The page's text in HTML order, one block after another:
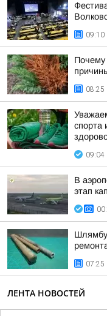
09:10
08:25
спорта
09:04
В
этап
07:25
ЛЕНТА НОВОСТЕЙ